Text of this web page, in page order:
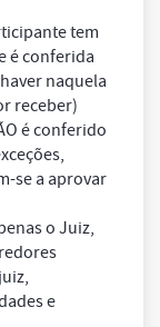
tem
é conferida
naquela
receber)
é conferido
se a aprovar
o Juiz,
e